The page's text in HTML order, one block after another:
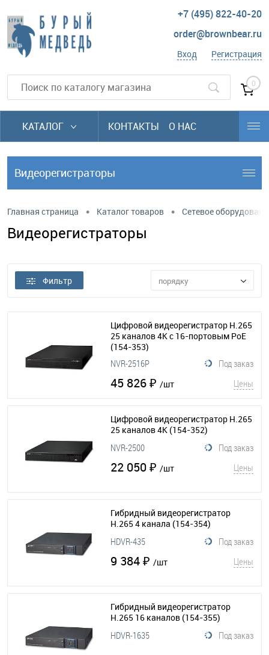
+7 (495) 822-40-20
order@brownbear.ru
Вход Регистрация
0
КАТАЛОГ КОНТАКТЫ О НАС
Видеорегистраторы
Главная страница • Каталог товаров • Сетевое
Видеорегистраторы
Фильтр порядку
Цифровой видеорегистратор H.265
25 каналов 4K с 16-портовым PoE
(154-353)
Под заказ
NVR-2516P
45 826 ₽ /шт Цены
Цифровой видеорегистратор H.265
25 каналов 4K (154-352)
Под заказ
NVR-2500
22 050 ₽ /шт Цены
Гибридный видеорегистратор
H.265 4 канала (154-354)
Под заказ
HDVR-435
9 384 ₽ /шт Цены
Гибридный видеорегистратор
H.265 16 каналов (154-355)
Под заказ
HDVR-1635